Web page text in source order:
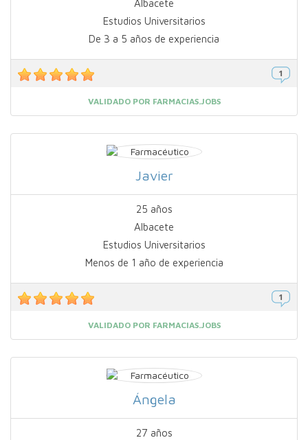
Albacete
Estudios Universitarios
De 3 a 5 años de experiencia
VALIDADO POR FARMACIAS.JOBS
Javier
25 años
Albacete
Estudios Universitarios
Menos de 1 año de experiencia
VALIDADO POR FARMACIAS.JOBS
Ángela
27 años